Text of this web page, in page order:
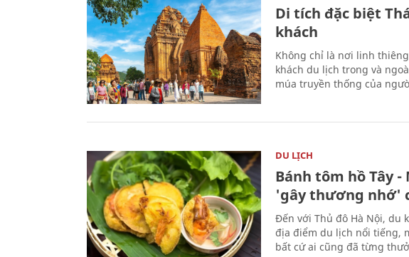
Di tích đặc biệt
khách
Không chỉ là nơi linh
khách du lịch trong và
múa truyền thống của
DU LỊCH
Bánh tôm hồ Tây
'gây thương nhớ'
Đến với Thủ đô Hà Nội, du
địa điểm du lịch nổi tiếng,
bất cứ ai cũng đã từng